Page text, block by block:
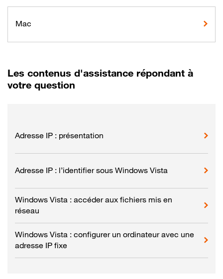
Mac
Les contenus d'assistance répondant à
votre question
Adresse IP : présentation
Adresse IP : l’identifier sous Windows Vista
Windows Vista : accéder aux fichiers mis en
réseau
Windows Vista : configurer un ordinateur avec une
adresse IP fixe